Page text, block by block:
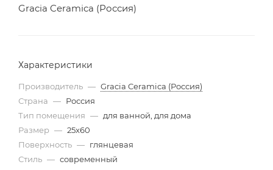
Gracia Ceramica (Россия)
Характеристики
Производитель — Gracia Ceramica (Россия)
Страна — Россия
Тип помещения — для ванной, для дома
Размер — 25x60
Поверхность — глянцевая
Стиль — современный